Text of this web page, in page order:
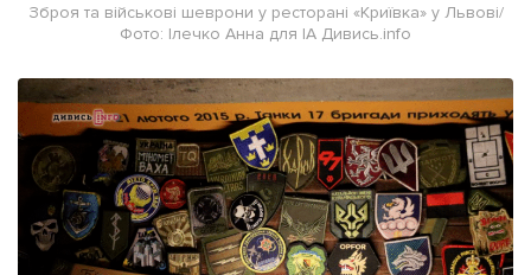
Зброя та військові шеврони у ресторані «Криївка» у Львові/
Фото: Ілечко Анна для ІА Дивись.info